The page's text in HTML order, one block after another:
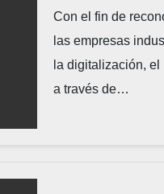
Con el fin de
las empresas
la digitalización,
a través de…